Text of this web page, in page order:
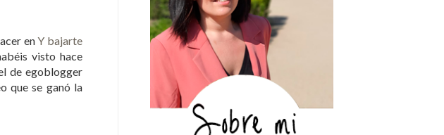
enY bajarte
visto hace
de egoblogger
que se ganó la